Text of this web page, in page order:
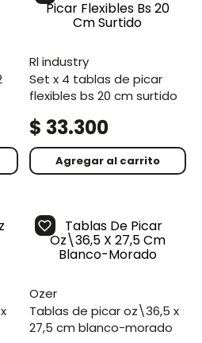
rl industry
set x 4 tablas de picar
flexibles bs 20 cm surtido
$ 33.300
Agregar al carrito
ozer
tablas de picar oz\36,5 x
27,5 cm blanco-morado